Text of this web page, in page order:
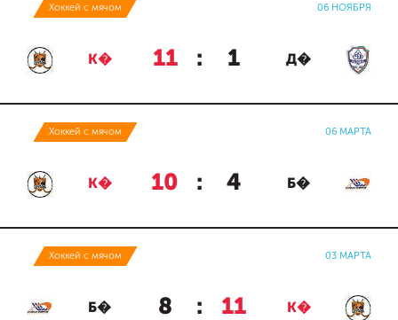
Хоккей с мячом 06 НОЯБРЯ
К� 11 : 1 Д�
Хоккей с мячом 06 МАРТА
К� 10 : 4 Б�
Хоккей с мячом 03 МАРТА
Б� 8 : 11 К�